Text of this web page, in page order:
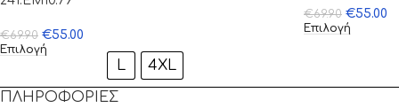
€69.90 €55.00
Επιλογή
L 4XL
€69.90 €55.00
Επιλογή
ΠΛΗΡΟΦΟΡΙΕΣ